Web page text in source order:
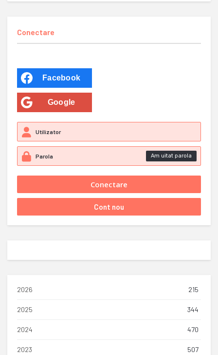
Conectare
Facebook
Google
Am uitat parola
2026 215
2025 344
2024 470
2023 507